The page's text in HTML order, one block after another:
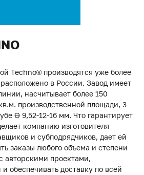
Techno® производятся уже более
в России. Завод имеет
насчитывает более 150
производственной площади, 3
ϴ 9,52-12-16 мм. Что гарантирует
компанию изготовителя
и субподрядчиков, дает ей
заказы любого объема и степени
авторскими проектами,
обеспечивать доставку по всей